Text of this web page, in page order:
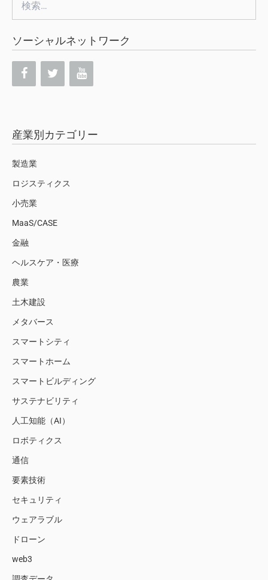
索:
ソーシャルネットワーク
産業別カテゴリー
製造業
ロジスティクス
小売業
MaaS/CASE
金融
ヘルスケア・医療
農業
土木建設
メタバース
スマートシティ
スマートホーム
スマートビルディング
サステナビリティ
人工知能（AI）
ロボティクス
通信
要素技術
セキュリティ
ウェアラブル
ドローン
web3